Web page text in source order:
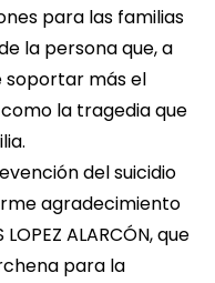
para las familias
la persona que, a
soportar más el
la tragedia que
del suicidio
agradecimiento
ALARCÓN, que
para la